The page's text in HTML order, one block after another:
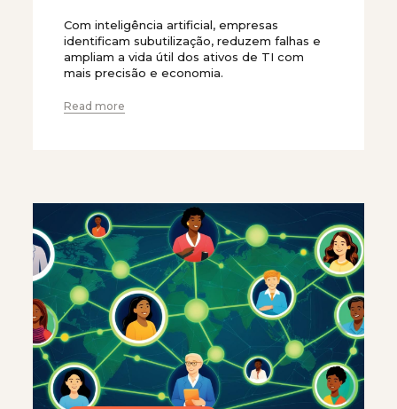
Com inteligência artificial, empresas
identificam subutilização, reduzem falhas e
ampliam a vida útil dos ativos de TI com
mais precisão e economia.
Read more